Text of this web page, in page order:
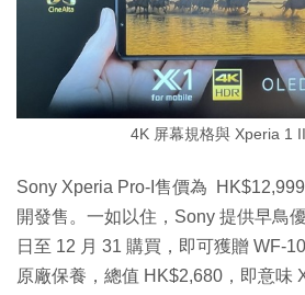
4K 屏幕規格與 Xperia 1
Sony Xperia Pro-I售價為
開發售。一如以住，Sony 提供早鳥
日至 12 月 31 購買，即可獲贈 WF-
原廠保養，總值 HK$2,680，即意味